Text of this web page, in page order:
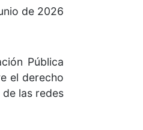
de 2026
Pública
el derecho
las redes